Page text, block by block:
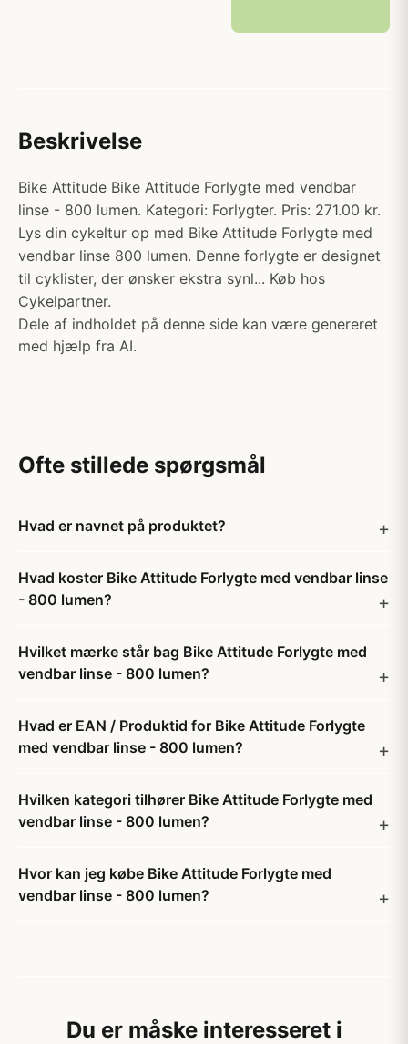
Beskrivelse
Bike Attitude Bike Attitude Forlygte med vendbar
linse - 800 lumen. Kategori: Forlygter. Pris: 271.00 kr.
Lys din cykeltur op med Bike Attitude Forlygte med
vendbar linse 800 lumen. Denne forlygte er designet
til cyklister, der ønsker ekstra synl... Køb hos
Cykelpartner.
Dele af indholdet på denne side kan være genereret
med hjælp fra AI.
Ofte stillede spørgsmål
Hvad er navnet på produktet?
Hvad koster Bike Attitude Forlygte med vendbar linse
- 800 lumen?
Hvilket mærke står bag Bike Attitude Forlygte med
vendbar linse - 800 lumen?
Hvad er EAN / Produktid for Bike Attitude Forlygte
med vendbar linse - 800 lumen?
Hvilken kategori tilhører Bike Attitude Forlygte med
vendbar linse - 800 lumen?
Hvor kan jeg købe Bike Attitude Forlygte med
vendbar linse - 800 lumen?
Du er måske interesseret i